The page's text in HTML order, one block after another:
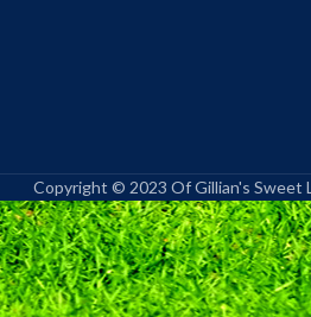
Copyright © 2023 Of Gillian's Sweet